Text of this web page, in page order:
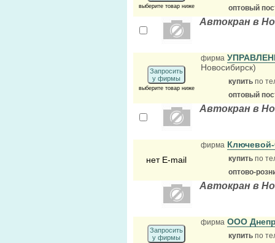
выберите товар ниже
оптовый
Автокран в
Запросить
у фирмы
выберите товар ниже
фирма
Новосибирск)
купить по
оптовый
Автокран в
нет E-mail
фирма
купить по
оптово-
Автокран в
Запросить
у фирмы
фирма ООО
купить по